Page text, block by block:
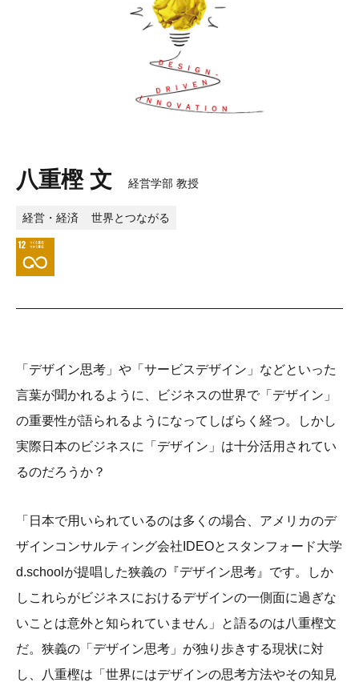
八重樫 文 経営学部 教授
経営・経済 世界とつながる
「デザイン思考」や「サービスデザイン」などといった
言葉が聞かれるように、ビジネスの世界で「デザイン」
の重要性が語られるようになってしばらく経つ。しかし
実際日本のビジネスに「デザイン」は十分活用されてい
るのだろうか？
「日本で用いられているのは多くの場合、アメリカのデ
ザインコンサルティング会社IDEOとスタンフォード大学
d.schoolが提唱した狭義の『デザイン思考』です。しか
しこれらがビジネスにおけるデザインの一側面に過ぎな
いことは意外と知られていません」と語るのは八重樫文
だ。狭義の「デザイン思考」が独り歩きする現状に対
し、八重樫は「世界にはデザインの思考方法やその知見